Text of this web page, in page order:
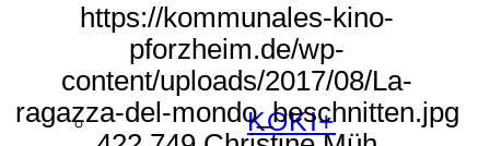
KOKI+
https://kommunales-kino-
pforzheim.de/wp-
content/uploads/2017/08/La-
ragazza-del-mondo_beschnitten.jpg